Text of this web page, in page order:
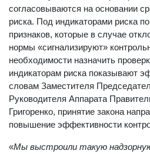
согласовываются на основании
риска. Под индикаторами риска
признаков, которые в случае
нормы «сигнализируют»
необходимости назначить
индикаторам риска показывают
словам Заместителя
Руководителя Аппарата
Григоренко, принятие закона
повышение эффективности
«Мы выстроили такую